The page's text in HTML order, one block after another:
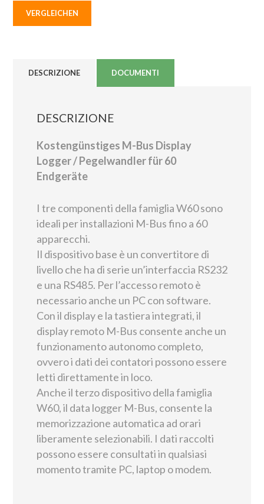
VERGLEICHEN
DESCRIZIONE DOCUMENTI
DESCRIZIONE
Kostengünstiges M-Bus Display
Logger / Pegelwandler für 60
Endgeräte
I tre componenti della famiglia W60 sono
ideali per installazioni M-Bus fino a 60
apparecchi.
Il dispositivo base è un convertitore di
livello che ha di serie un’interfaccia RS232
e una RS485. Per l’accesso remoto è
necessario anche un PC con software.
Con il display e la tastiera integrati, il
display remoto M-Bus consente anche un
funzionamento autonomo completo,
ovvero i dati dei contatori possono essere
letti direttamente in loco.
Anche il terzo dispositivo della famiglia
W60, il data logger M-Bus, consente la
memorizzazione automatica ad orari
liberamente selezionabili. I dati raccolti
possono essere consultati in qualsiasi
momento tramite PC, laptop o modem.